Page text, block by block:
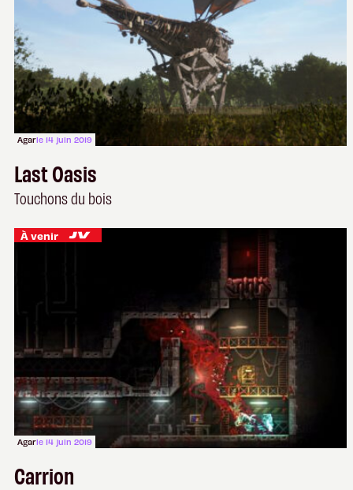
Agarle 14 juin 2019
Last Oasis
Touchons du bois
À venir
Agarle 14 juin 2019
Carrion